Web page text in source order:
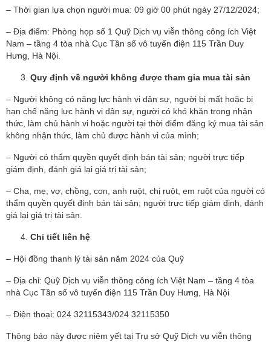
– Thời gian lựa chọn người mua: 09 giờ 00 phút ngày 27/12/2024;
– Địa điểm: Phòng họp số 1 Quỹ Dịch vụ viễn thông công ích Việt
Nam – tầng 4 tòa nhà Cục Tần số vô tuyến điện 115 Trần Duy
Hưng, Hà Nội.
Quy định về người không được tham gia mua tài sản
– Người không có năng lực hành vi dân sự, người bị mất hoặc bị
hạn chế năng lực hành vi dân sự, người có khó khăn trong nhận
thức, làm chủ hành vi hoặc người tại thời điểm đăng ký mua tài sản
không nhận thức, làm chủ được hành vi của mình;
– Người có thẩm quyền quyết định bán tài sản; người trực tiếp
giám định, đánh giá lại giá trị tài sản;
– Cha, mẹ, vợ, chồng, con, anh ruột, chị ruột, em ruột của người có
thẩm quyền quyết định bán tài sản; người trực tiếp giám định, đánh
giá lại giá trị tài sản.
Chi tiết liên hệ
– Hội đồng thanh lý tài sản năm 2024 của Quỹ
– Địa chỉ: Quỹ Dịch vụ viễn thông công ích Việt Nam – tầng 4 tòa
nhà Cục Tần số vô tuyến điện 115 Trần Duy Hưng, Hà Nội
– Điện thoại: 024 32115343/024 32115350
Thông báo này được niêm yết tại Trụ sở Quỹ Dịch vụ viễn thông